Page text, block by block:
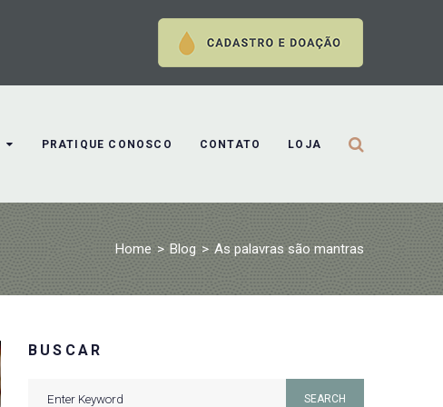
PRATIQUE CONOSCO CONTATO LOJA
Home > Blog > As palavras são mantras
BUSCAR
SEARCH